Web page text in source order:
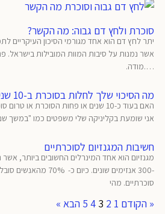
סוכרת ולחץ דם גבוה: מה הקשר?
יתר לחץ דם הוא אחד מגורמי הסיכון העיקריים
אשר נמנות על סיבות המוות המובילות בישראל.
….מודה.
מה הסיכוי שלך לחלות בסוכרת ב-10 שנים הקרובות
האם בעוד כ-10 שנים או פחות הסוכרת או
אני שומעת בקליניקה שלי משפטים כמו "במשך
חשיבות המגנזיום לסוכרתיים
מגנזיום הוא אחד המינרלים החשובים ביותר, אשר
-300 אנזימים שונים. כיום כ-
סוכרתיים. מהי
« הקודם 1
2
3
4
5 הבא »